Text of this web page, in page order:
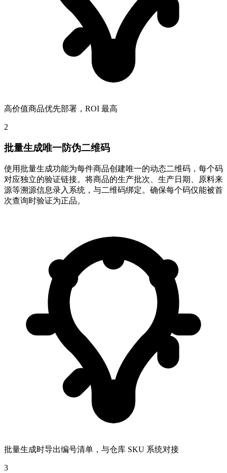
高价值商品优先部署，ROI 最高
2
批量生成唯一防伪二维码
使用批量生成功能为每件商品创建唯一的动态二维码，每个码
对应独立的验证链接。将商品的生产批次、生产日期、原料来
源等溯源信息录入系统，与二维码绑定。确保每个码仅能被首
次查询时验证为正品。
批量生成时导出编号清单，与仓库 SKU 系统对接
3